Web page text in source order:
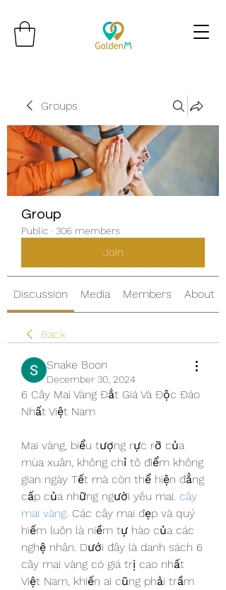
Groups
Group
Public · 306 members
Join
Discussion Media Members About
Back
Snake Boon
December 30, 2024
6 Cây Mai Vàng Đắt Giá Và Độc Đáo
Nhất Việt Nam
Mai vàng, biểu tượng rực rỡ của
mùa xuân, không chỉ tô điểm không
gian ngày Tết mà còn thể hiện đẳng
cấp của những người yêu mai. cây
mai vàng . Các cây mai đẹp và quý
hiếm luôn là niềm tự hào của các
nghệ nhân. Dưới đây là danh sách 6
cây mai vàng có giá trị cao nhất
Việt Nam, khiến ai cũng phải trầm